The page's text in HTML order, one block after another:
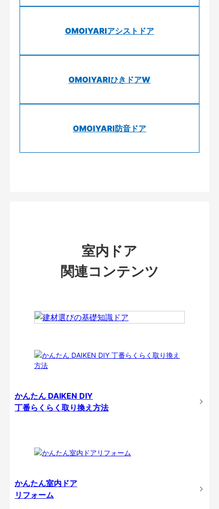
OMOIYARIアシストドア
OMOIYARIひきドアW
OMOIYARI防音ドア
室内ドア
関連コンテンツ
かんたん DAIKEN DIY
丁番らくらく取り換え方法
かんたん室内ドア
リフォーム